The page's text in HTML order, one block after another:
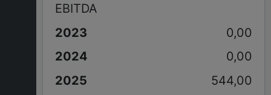
EBITDA
0,00
0,00
544,00